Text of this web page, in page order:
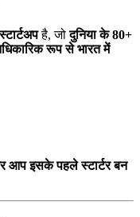
है, जोदुनिया के 80+
रूप से भारत में
आप इसके पहले स्टार्टर बन